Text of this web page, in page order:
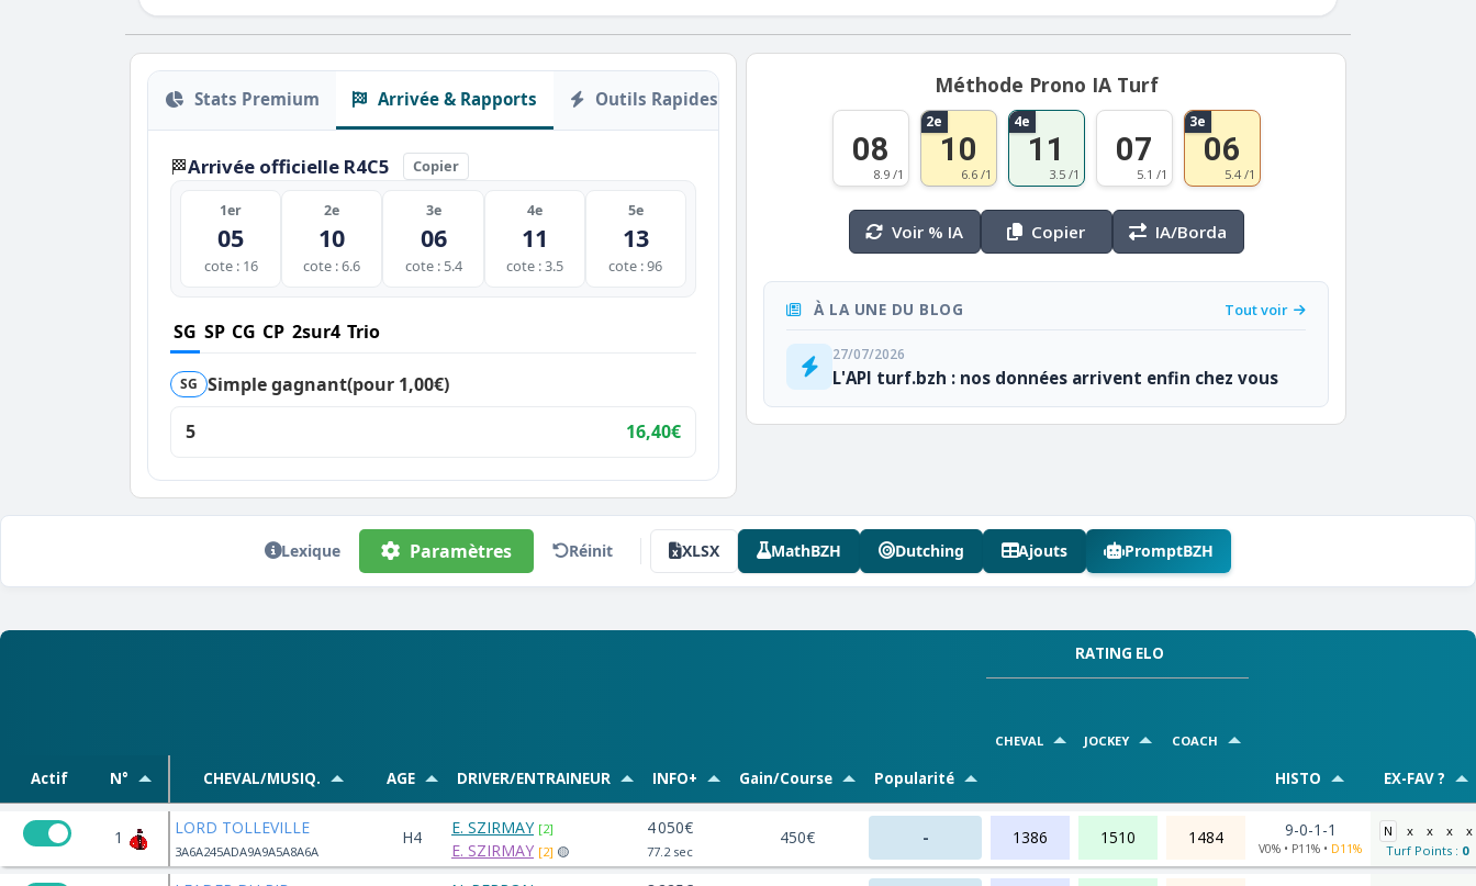
Stats Premium Arrivée & Rapports Outils Rapides
🏁Arrivée officielle R4C5 Copier
1er
05
cote : 16
2e
10
cote : 6.6
3e
06
cote : 5.4
4e
11
cote : 3.5
5e
13
cote : 96
SG SP CG CP 2sur4 Trio
SG Simple gagnant(pour 1,00€)
5
16,40€
Méthode Prono IA Turf
08
8.9 /1
2e
10
6.6 /1
4e
11
3.5 /1
07
5.1 /1
3e
06
5.4 /1
Voir % IA Copier IA/Borda
À LA UNE DU BLOG Tout voir
27/07/2026
L'API turf.bzh : nos données arrivent enfin chez vous
Lexique Paramètres Réinit XLSX MathBZH Dutching Ajouts PromptBZH
Actif N° CHEVAL/MUSIQ. AGE DRIVER/ENTRAINEUR INFO+ Gain/Course Popularité
RATING ELO
CHEVAL JOCKEY COACH
HISTO EX-FAV ?
1 LORD TOLLEVILLE
3A6A245ADA9A9A5A8A6A
H4 E. SZIRMAY [2]
E. SZIRMAY [2] 🟡
4 050€
77.2 sec
450€ - 1386 1510 1484 9-0-1-1
V0% • P11% • D11%
N x x x
x
Turf Points : 0